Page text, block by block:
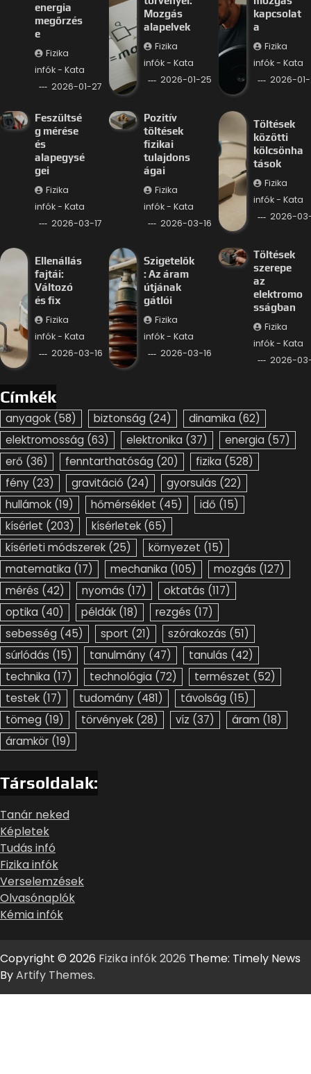
energia
megőrzés
e
Fizika
infók - Kata
2026-01-27
Mozgás
alapelvek
Fizika
infók - Kata
2026-01-25
kapcsolat
a
Fizika
infók - Kata
2026-
Feszültsé
g mérése
és
alapegysé
gei
Fizika
infók - Kata
2026-03-17
Pozitív
töltések
fizikai
tulajdons
ágai
Fizika
infók - Kata
2026-03-16
Töltések
közötti
kölcsönha
tások
Fizika
infók - Kata
2026-
Ellenállás
fajtái:
Változó
és fix
Fizika
infók - Kata
2026-03-16
Szigetelők
: Az áram
útjának
gátlói
Fizika
infók - Kata
2026-03-16
Töltések
szerepe
az
elektromo
sságban
Fizika
infók - Kata
2026-
Címkék
anyagok (58) biztonság (24) dinamika (62)
elektromosság (63) elektronika (37) energia (57)
erő (36) fenntarthatóság (20) fizika (528)
fény (23) gravitáció (24) gyorsulás (22)
hullámok (19) hőmérséklet (45) idő (15)
kísérlet (203) kísérletek (65)
kísérleti módszerek (25) környezet (15)
matematika (17) mechanika (105) mozgás (127)
mérés (42) nyomás (17) oktatás (117)
optika (40) példák (18) rezgés (17)
sebesség (45) sport (21) szórakozás (51)
súrlódás (15) tanulmány (47) tanulás (42)
technika (17) technológia (72) természet (52)
testek (17) tudomány (481) távolság (15)
tömeg (19) törvények (28) víz (37) áram (18)
áramkör (19)
Társoldalak:
Tanár neked
Képletek
Tudás infó
Fizika infók
Verselemzések
Olvasónaplók
Kémia infók
Copyright © 2026 Fizika infók 2026 Theme: Timely News
ByArtify Themes.